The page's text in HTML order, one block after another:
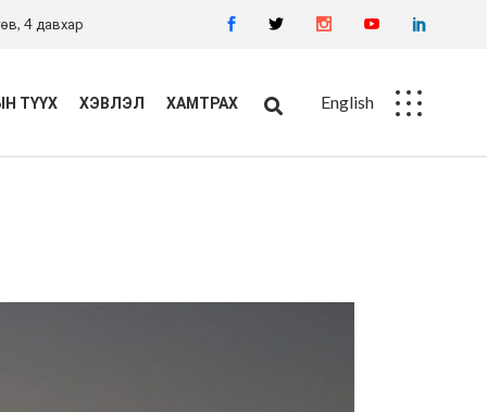
4 давхар
ТҮҮХ ХЭВЛЭЛ ХАМТРАХ English